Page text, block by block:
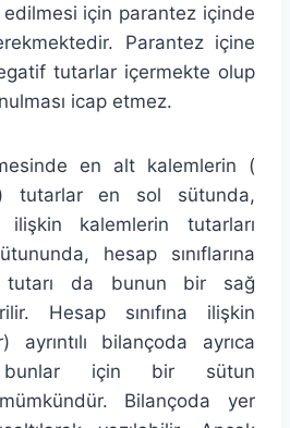
için parantez içinde
Parantez içine
tutarlar içermekte olup
icap etmez.
en alt kalemlerin (
tutarlar en sol sütunda,
ilişkin kalemlerin tutarları
hesap sınıflarına
tutarı da bunun bir sağ
Hesap sınıfına ilişkin
ayrıntılı bilançoda ayrıca
bunlar için bir sütun
Bilançoda yer